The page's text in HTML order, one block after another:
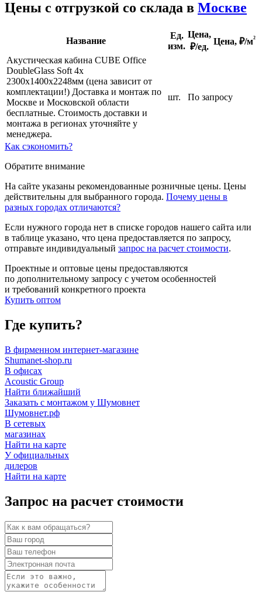
Цены с отгрузкой со склада в Москве
Название
Ед.
изм.
Цена,
₽/ед.
Цена, ₽/м²
Акустическая кабина CUBE Office
DoubleGlass Soft 4x
2300х1400х2248мм (цена зависит от
комплектации!) Доставка и монтаж по
Москве и Московской области
бесплатные. Стоимость доставки и
монтажа в регионах уточняйте у
менеджера.
шт. По запросу
Как сэкономить?
Обратите внимание
На сайте указаны рекомендованные розничные цены. Цены
действительны для выбранного города. Почему цены в
разных городах отличаются?
Если нужного города нет в списке городов нашего сайта или
в таблице указано, что цена предоставляется по запросу,
отправьте индивидуальный запрос на расчет стоимости.
Проектные и оптовые цены предоставляются
по дополнительному запросу с учетом особенностей
и требований конкретного проекта
Купить оптом
Где купить?
В фирменном интернет-магазине
Shumanet-shop.ru
В офисах
Acoustic Group
Найти ближайший
Заказать с монтажом у Шумовнет
Шумовнет.рф
В сетевых
магазинах
Найти на карте
У официальных
дилеров
Найти на карте
Запрос на расчет стоимости